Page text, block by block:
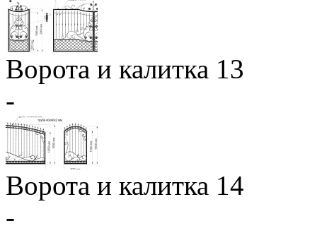
Ворота и калитка 13
-
Ворота и калитка 14
-